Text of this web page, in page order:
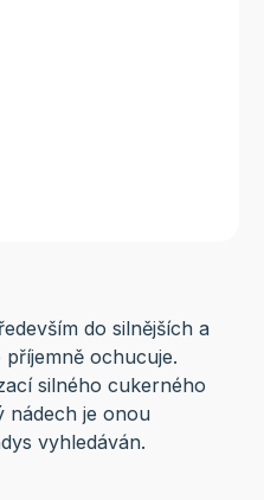
do silnějších a
ochucuje.
silného cukerného
nádech je onou
vyhledáván.